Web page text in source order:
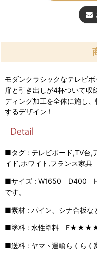
モダンクラシックなテレビ
扉と引き出しが4杯ついて収
ディング加工を全体に施し
するデザイン！
■タグ : テレビボード,TV台,
イド,ホワイト,フランス家具
■サイズ : W1650 D400
です。
■素材 : パイン、シナ合板
■塗料 : 水性塗料 F★★★★
■送料 : ヤマト運輸らくらく